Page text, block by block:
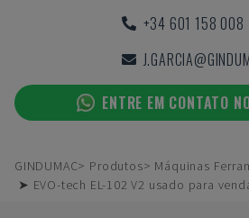
+34 601 158 008
ENTRE EM CONTATO
GINDUMAC Produtos
Máquinas
➤ EVO-tech EL-102 V2 usado para